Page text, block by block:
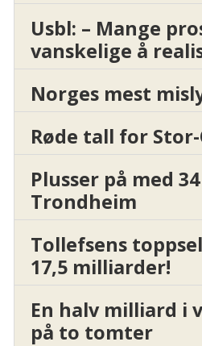
Usbl: – Mange
vanskelige å
Norges mest
Røde tall for
Plusser på med
Trondheim
Tollefsens
17,5 milliarder!
En halv milliard i
på to tomter